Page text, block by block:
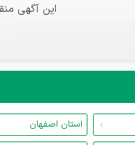
این آگهی
استان اصفهان